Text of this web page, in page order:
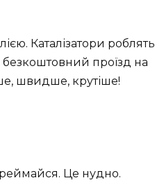
Каталізатори роблять
проїзд на
швидше, крутіше!
Це нудно.